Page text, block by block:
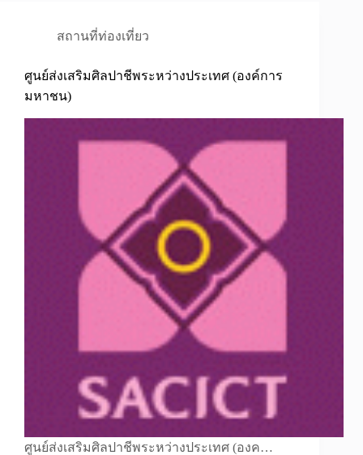
สถานที่ท่องเที่ยว
ศูนย์ส่งเสริมศิลปาชีพระหว่างประเทศ (องค์การ
มหาชน)
ศูนย์ส่งเสริมศิลปาชีพระหว่างประเทศ (องค…